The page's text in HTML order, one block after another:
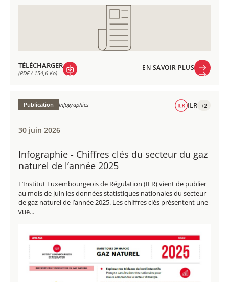
TÉLÉCHARGER
(PDF / 154,6 Ko)
(PDF / 154,6 Ko)
EN SAVOIR PLUS
Publication Infographies ILR +2
30 juin 2026
Infographie - Chiffres clés du secteur du gaz
naturel de l’année 2025
L’Institut Luxembourgeois de Régulation (ILR) vient de publier
au mois de juin les données statistiques nationales du secteur
de gaz naturel de l’année 2025. Les chiffres clés présentent une
vue...